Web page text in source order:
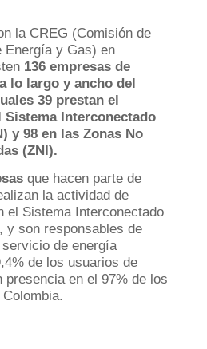
la CREG (Comisión de
Energía y Gas) en
136 empresas de
lo largo y ancho del
39 prestan el
Sistema Interconectado
y 98 en las Zonas No
(ZNI).
que hacen parte de
la actividad de
el Sistema Interconectado
y son responsables de
de energía
de los usuarios de
presencia en el 97% de los